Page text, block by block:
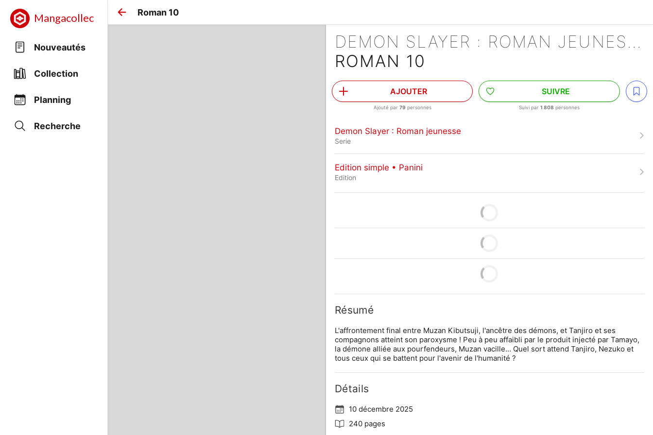
Mangacollec
Nouveautés
Collection
Planning
Recherche
Roman 10
DEMON SLAYER : ROMAN JEUNESSE
ROMAN 10
AJOUTER
Ajouté par 79 personnes
SUIVRE
Suivi par1 808 personnes
Demon Slayer : Roman jeunesse
Serie
Edition simple • Panini
Edition
Résumé
L'affrontement final entre Muzan Kibutsuji, l'ancêtre des démons, et Tanjiro et ses
compagnons atteint son paroxysme ! Peu à peu affaibli par le produit injecté par Tamayo,
la démone alliée aux pourfendeurs, Muzan vacille… Quel sort attend Tanjiro, Nezuko et
tous ceux qui se battent pour l'avenir de l'humanité ?
Détails
10 décembre 2025
240 pages